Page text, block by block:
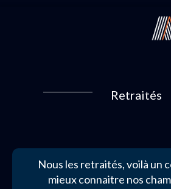
Retraités
Nous les retraités, voilà un
mieux connaitre nos